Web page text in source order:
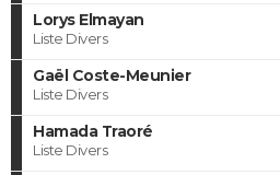
Lorys Elmayan
Liste Divers
Gaël Coste-Meunier
Liste Divers
Hamada Traoré
Liste Divers